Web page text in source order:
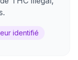
identifié